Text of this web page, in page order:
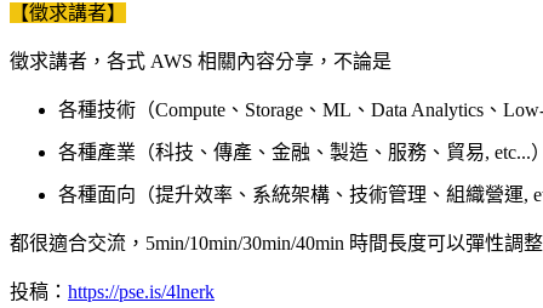
【徵求講者】
徵求講者，各式 AWS 相關內容分享，不論是
各種技術（Compute、Storage、ML、Data Analytics、
各種產業（科技、傳產、金融、製造、服務、貿易, etc...
各種面向（提升效率、系統架構、技術管理、組織營運,
都很適合交流，5min/10min/30min/40min 時間長度可以彈性調
投稿： https://pse.is/4lnerk